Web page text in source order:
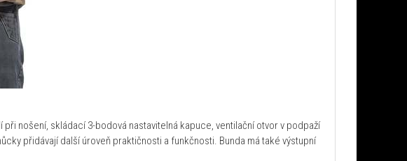
nošení, skládací 3-bodová nastavitelná kapuce, ventilační otvor v podpaží
přidávají další úroveň praktičnosti a funkčnosti. Bunda má také výstupní